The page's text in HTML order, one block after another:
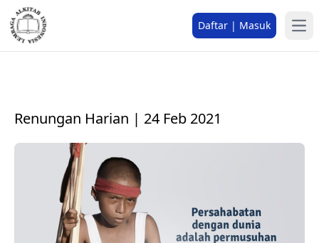
Daftar | Masuk
Renungan Harian | 24 Feb 2021